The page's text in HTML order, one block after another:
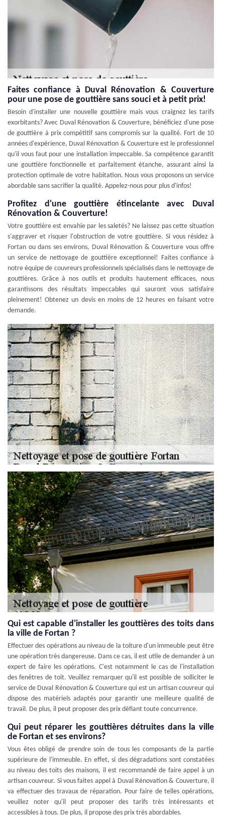
Faites confiance à Duval Rénovation & Couverture
pour une pose de gouttière sans souci et à petit prix!
Besoin d'installer une nouvelle gouttière mais vous craignez les tarifs
exorbitants? Avec Duval Rénovation & Couverture, bénéficiez d'une pose
de gouttière à prix compétitif sans compromis sur la qualité. Fort de 10
années d'expérience, Duval Rénovation & Couverture est le professionnel
qu'il vous faut pour une installation impeccable. Sa compétence garantit
une gouttière fonctionnelle et parfaitement étanche, assurant ainsi la
protection optimale de votre habitation. Nous vous proposons un service
abordable sans sacrifier la qualité. Appelez-nous pour plus d'infos!
Profitez d'une gouttière étincelante avec Duval
Rénovation & Couverture!
Votre gouttière est envahie par les saletés? Ne laissez pas cette situation
s'aggraver et risquer l'obstruction de votre gouttière. Si vous résidez à
Fortan ou dans ses environs, Duval Rénovation & Couverture vous offre
un service de nettoyage de gouttière exceptionnel! Faites confiance à
notre équipe de couvreurs professionnels spécialisés dans le nettoyage de
gouttières. Grâce à nos outils et produits hautement efficaces, nous
garantissons des résultats impeccables qui sauront vous satisfaire
pleinement! Obtenez un devis en moins de 12 heures en faisant votre
demande.
Qui est capable d'installer les gouttières des toits dans
la ville de Fortan ?
Effectuer des opérations au niveau de la toiture d'un immeuble peut être
une opération très dangereuse. Dans ce cas, il est utile de demander à un
expert de faire les opérations. C'est notamment le cas de l'installation
des fenêtres de toit. Veuillez remarquer qu'il est possible de solliciter le
service de Duval Rénovation & Couverture qui est un artisan couvreur qui
dispose des matériels adaptés pour garantir une meilleure qualité de
travail. De plus, il peut proposer des prix défiant toute concurrence.
Qui peut réparer les gouttières détruites dans la ville
de Fortan et ses environs?
Vous êtes obligé de prendre soin de tous les composants de la partie
supérieure de l'immeuble. En effet, si des dégradations sont constatées
au niveau des toits des maisons, il est recommandé de faire appel à un
artisan couvreur. Si vous faites appel à Duval Rénovation & Couverture, il
va effectuer des travaux de réparation. Pour faire de telles opérations,
veuillez noter qu'il peut proposer des tarifs très intéressants et
accessibles à tous. De plus, il propose des prix très abordables.